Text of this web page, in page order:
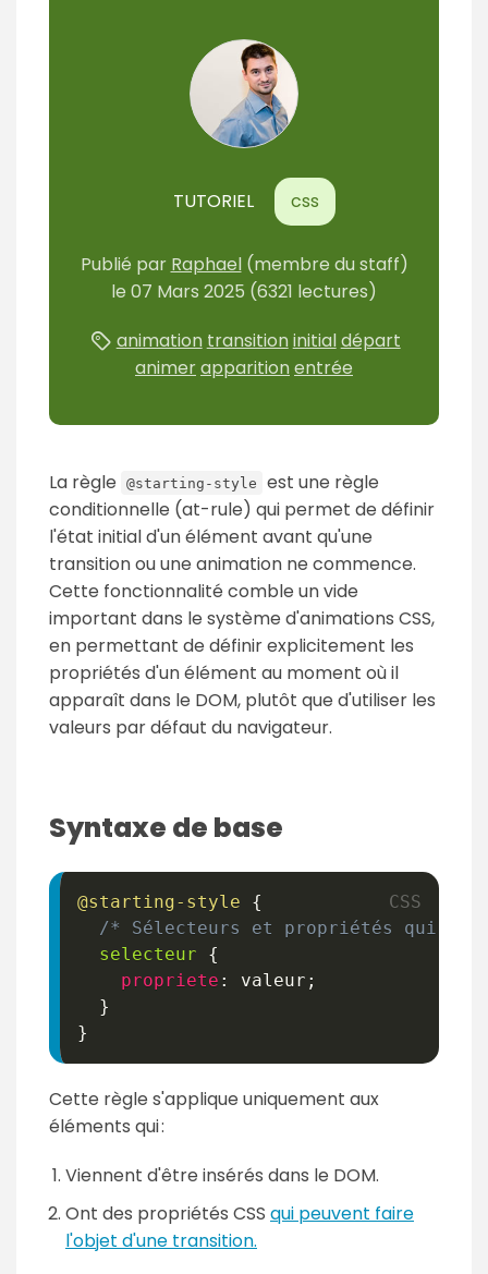
TUTORIEL css
Publié par Raphael (membre du staff)
le 07 Mars 2025 (6321 lectures)
animation transitioninitialdépart
animerapparitionentrée
La règle @starting-style
est une règle
conditionnelle (at-rule) qui permet de définir
l'état initial d'un élément avant qu'une
transition ou une animation ne commence.
Cette fonctionnalité comble un vide
important dans le système d'animations CSS,
en permettant de définir explicitement les
propriétés d'un élément au moment où il
apparaît dans le DOM, plutôt que d'utiliser les
valeurs par défaut du navigateur.
Syntaxe de base
@starting-style
{
/* Sélecteurs et propriétés qui
selecteur
{
propriete : valeur ;
}
}
Cette règle s'applique uniquement aux
éléments qui :
Viennent d'être insérés dans le DOM.
Ont des propriétés CSS qui peuvent faire
l'objet d'une transition.